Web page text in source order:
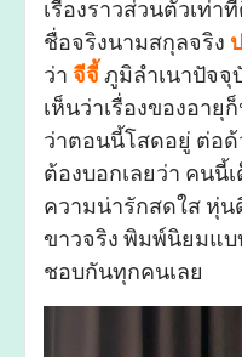
เรื่องราวส่วนตัวเท่
ชื่อจริงนามสกุลจริง
ว่า จีจี้ภูมิลำเนาปัจจุ
เห็นว่าเรื่องของอายุ
ว่าตอนนี้โสดอยู่ ต่อด้
ต้องบอกเลยว่า คนนี้
ความน่ารักสดใส หุ่
ขาวจริง พิมพ์นิยมแ
ชอบกันทุกคนเลย